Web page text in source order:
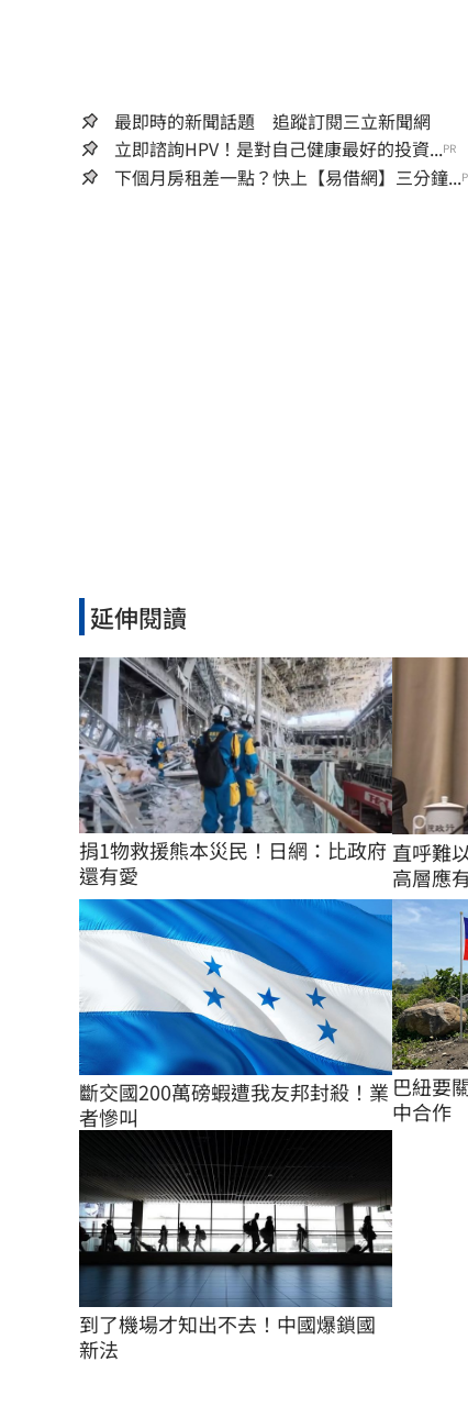
最即時的新聞話題 追蹤訂閱三立新聞網
立即諮詢HPV！是對自己健康最好的投資...PR
下個月房租差一點？快上【易借網】三分鐘...
延伸閱讀
捐1物救援熊本災民！日網：比政府
還有愛
直呼難
高層應
斷交國200萬磅蝦遭我友邦封殺！業
者慘叫
巴紐要
中合作
到了機場才知出不去！中國爆鎖國
新法